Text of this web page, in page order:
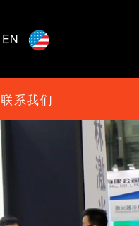
EN
联系我们